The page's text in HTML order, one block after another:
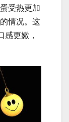
受热更加
情况。这
感更嫩，